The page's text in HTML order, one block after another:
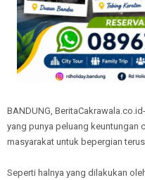
BANDUNG,
yang punya peluang keuntungan
masyarakat untuk bepergian
Seperti halnya yang dilakukan